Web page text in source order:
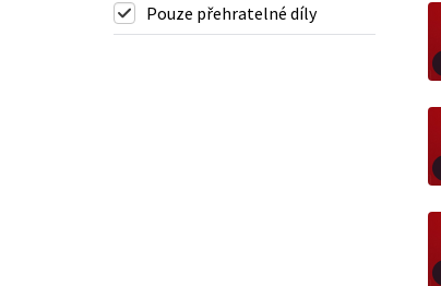
Pouze přehratelné díly